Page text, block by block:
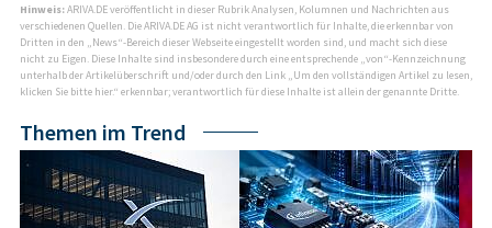
Hinweis:ARIVA.DE veröffentlicht in dieser Rubrik Analysen, Kolumnen und Nachrichten aus
verschiedenen Quellen. Die ARIVA.DE AG ist nicht verantwortlich für Inhalte, die erkennbar von
Dritten in den „News“-Bereich dieser Webseite eingestellt worden sind, und macht sich diese
nicht zu Eigen. Diese Inhalte sind insbesondere durch eine entsprechende „von“-Kennzeichnung
unterhalb der Artikelüberschrift und/oder durch den Link „Um den vollständigen Artikel zu lesen,
klicken Sie bitte hier.“ erkennbar; verantwortlich für diese Inhalte ist allein der genannte Dritte.
Themen im Trend